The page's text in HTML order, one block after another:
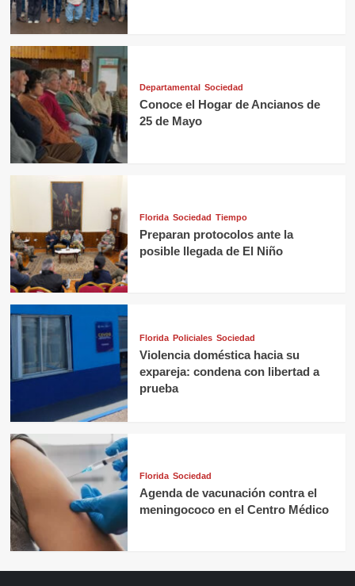
Departamental Sociedad
Conoce el Hogar de Ancianos de
25 de Mayo
Florida Sociedad Tiempo
Preparan protocolos ante la
posible llegada de El Niño
Florida Policiales Sociedad
Violencia doméstica hacia su
expareja: condena con libertad a
prueba
Florida Sociedad
Agenda de vacunación contra el
meningococo en el Centro Médico